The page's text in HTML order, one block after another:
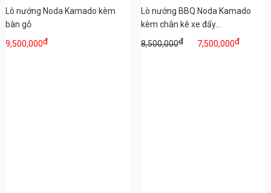
Lò nướng Noda Kamado kèm
bàn gỗ
9,500,000đ
Lò nướng BBQ Noda Kamado
kèm chân kê xe đẩy...
8,500,000đ 7,500,000đ